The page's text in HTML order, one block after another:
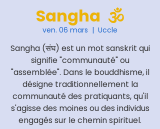
Sangha 🕉
ven. 06 mars
  |
Uccle
Sangha (संघ) est un mot sanskrit qui
signifie "communauté" ou
"assemblée". Dans le bouddhisme, il
désigne traditionnellement la
communauté des pratiquants, qu'il
s'agisse des moines ou des individus
engagés sur le chemin spirituel.